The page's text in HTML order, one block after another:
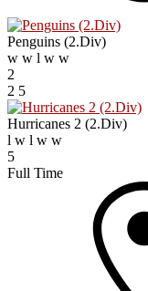
Penguins (2.Div)
w w l w w
2
2 5
Hurricanes 2 (2.Div)
l w l w w
5
Full Time